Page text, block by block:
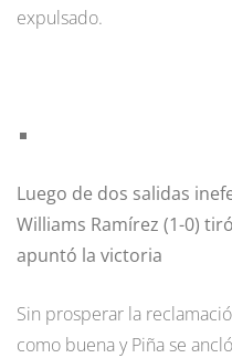
expulsado.
Luego de dos salidas
Williams Ramírez (1-0)
apuntó la victoria
Sin prosperar la
como buena y Piña se